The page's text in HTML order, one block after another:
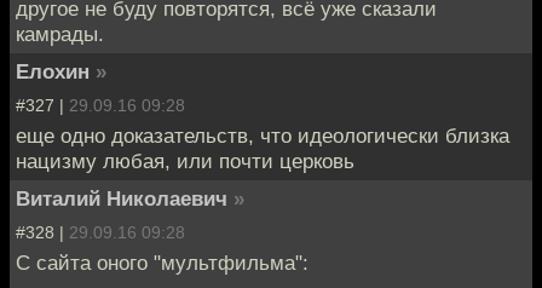
другое не буду повторятся, всё уже сказали
камрады.
Елохин »
#327 | 29.09.16 09:28
еще одно доказательств, что идеологически близка
нацизму любая, или почти церковь
Виталий Николаевич »
#328 | 29.09.16 09:28
С сайта оного "мультфильма":